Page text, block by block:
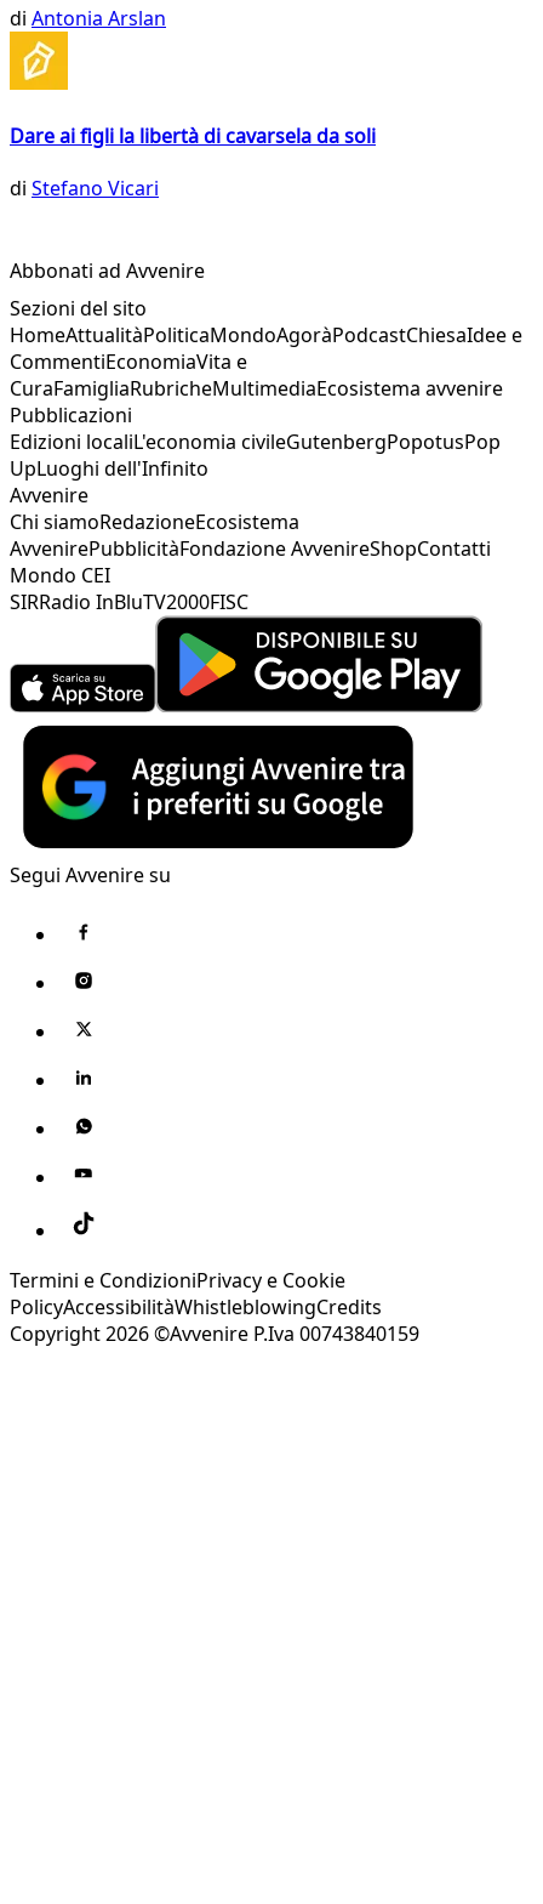
di Antonia Arslan
Dare ai figli la libertà di cavarsela da soli
di Stefano Vicari
Abbonati ad Avvenire
Sezioni del sito
HomeAttualitàPoliticaMondoAgoràPodcastChiesaIdee e
CommentiEconomiaVita e
CuraFamigliaRubricheMultimediaEcosistema avvenire
Pubblicazioni
Edizioni localiL'economia civileGutenbergPopotusPop
UpLuoghi dell'Infinito
Avvenire
Chi siamoRedazioneEcosistema
AvvenirePubblicitàFondazione AvvenireShopContatti
Mondo CEI
SIRRadio InBluTV2000FISC
Segui Avvenire su
Termini e CondizioniPrivacy e Cookie
PolicyAccessibilitàWhistleblowingCredits
Copyright 2026 ©Avvenire P.Iva 00743840159